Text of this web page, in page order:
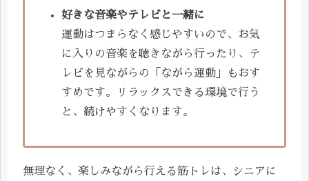
好きな音楽やテレビと一緒に
運動はつまらなく感じやすいので、お気
に入りの音楽を聴きながら行ったり、テ
レビを見ながらの「ながら運動」もおす
すめです。リラックスできる環境で行う
と、続けやすくなります。
無理なく、楽しみながら行える筋トレは、シニアに